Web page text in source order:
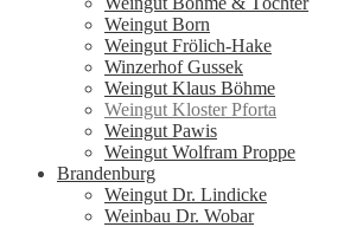
Weingut Born
Weingut Frölich-Hake
Winzerhof Gussek
Weingut Klaus Böhme
Weingut Kloster Pforta
Weingut Pawis
Weingut Wolfram Proppe
Brandenburg
Weingut Dr. Lindicke
Weinbau Dr. Wobar